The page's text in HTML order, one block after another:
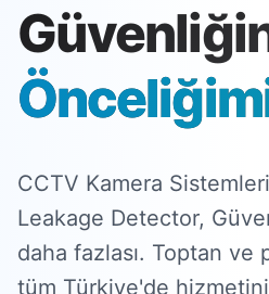
CCTV Kamera
Leakage Detector,
daha fazlası. Toptan ve
tüm Türkiye'de